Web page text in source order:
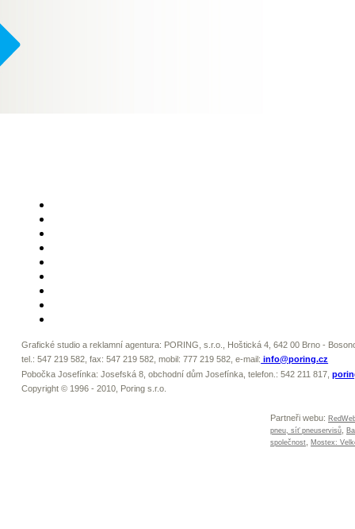
Grafické studio a reklamní agentura: PORING, s.r.o., Hoštická 4, 642 00 Brno -
tel.: 547 219 582, fax: 547 219 582,mobil: 777 219 582, e-mail: info@poring.cz
Pobočka Josefínka: Josefská 8, obchodní dům Josefínka,telefon.: 542 211 817 ,
Copyright © 1996 - 2010, Poring s.r.o.
Partneři webu:
pneu, síť pneuservisů
společnost
Mostex: